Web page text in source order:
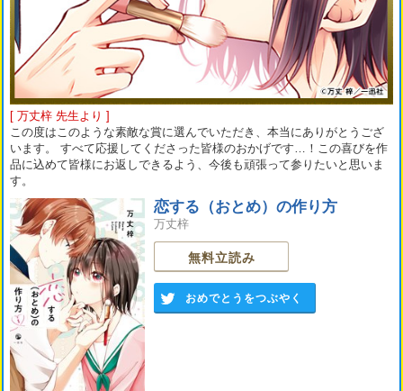
[ 万丈梓 先生より ]
この度はこのような素敵な賞に選んでいただき、本当にありがとうござ
います。 すべて応援してくださった皆様のおかげです…！この喜びを作
品に込めて皆様にお返しできるよう、今後も頑張って参りたいと思いま
す。
恋する（おとめ）の作り方
万丈梓
無料立読み
おめでとうをつぶやく